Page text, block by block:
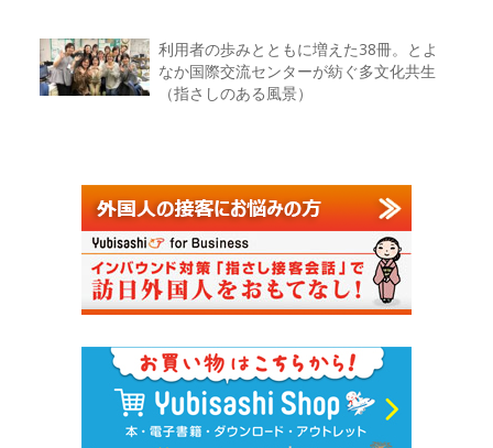
利用者の歩みとともに増えた38冊。とよ
なか国際交流センターが紡ぐ多文化共生
（指さしのある風景）